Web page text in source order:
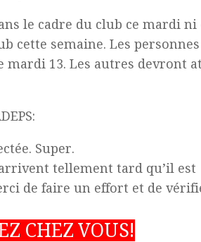
le cadre du club ce mardi ni
cette semaine. Les
mardi 13. Les autres devront
Super.
tellement tard qu’il est
de faire un effort et de
CHEZ VOUS!